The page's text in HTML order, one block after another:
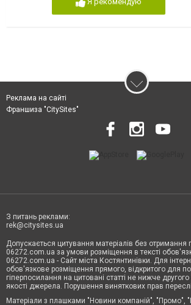
Реклама на сайті
Франшиза "CitySites"
З питань реклами:
rek@citysites.ua
Допускається цитування матеріалів без отримання
06272.com.ua за умови розміщення в тексті
06272.com.ua - Сайт міста Костянтинівки. Для
обов'язкове розміщення прямого, відкритого для
гіперпосилання на цитовані статті не нижче
якості джерела. Порушення виняткових прав
Матеріали з плашками "Новини компаній", "Промо",